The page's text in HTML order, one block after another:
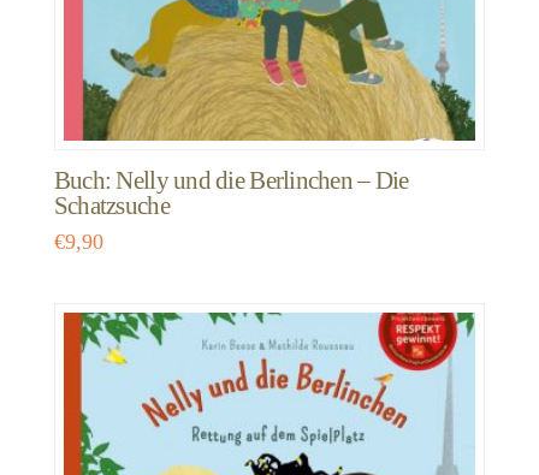
Buch: Nelly und die Berlinchen – Die
Schatzsuche
€9,90